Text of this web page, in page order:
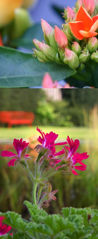
Markenzeichen auf
Embleme.
Sorgfalt
übernommen
wird ausgeschlossen,